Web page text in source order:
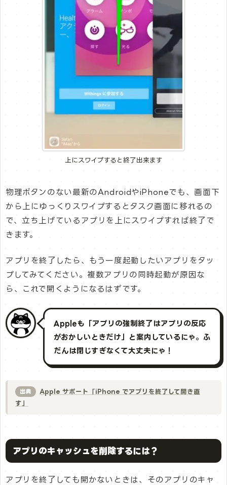
上にスワイプすると終了出来ます
物理ボタンのない最新のAndroidやiPhoneでも、画面下
から上にゆっくりスワイプするとタスク画面に移れるの
で、立ち上げているアプリを上にスワイプすれば終了で
きます。
アプリを終了したら、もう一度起動したいアプリをタッ
プしてみてください。複数アプリの同時起動が原因な
ら、これで開くようになるはずです。
Appleも「アプリの強制終了はアプリの反応
がおかしいときだけ」と案内しているにゃ。ふ
だんは閉じすぎなくて大丈夫にゃ！
出典
Apple サポート「iPhone でアプリを終了して開き直
す」
アプリのキャッシュを削除するには？
アプリを終了しても開かないときは、そのアプリのキャ